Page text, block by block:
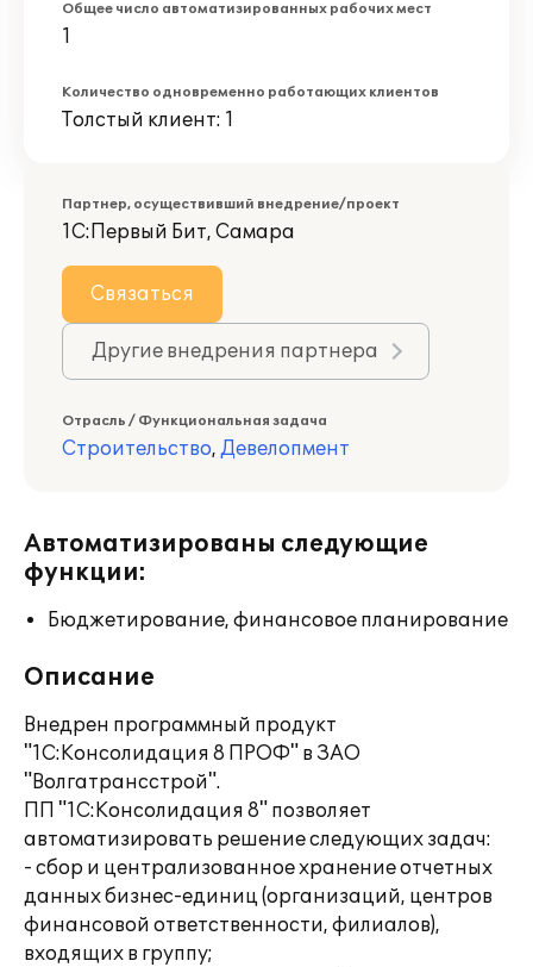
Общее число автоматизированных рабочих мест
1
Количество одновременно работающих клиентов
Толстый клиент: 1
Партнер, осуществивший внедрение/проект
1С:Первый Бит, Самара
Связаться
Другие внедрения партнера
Отрасль / Функциональная задача
Строительство, Девелопмент
Автоматизированы следующие
функции:
Бюджетирование, финансовое планирование
Описание
Внедрен программный продукт
"1С:Консолидация 8 ПРОФ" в ЗАО
"Волгатрансстрой".
ПП "1С:Консолидация 8" позволяет
автоматизировать решение следующих задач:
- сбор и централизованное хранение отчетных
данных бизнес-единиц (организаций, центров
финансовой ответственности, филиалов),
входящих в группу;